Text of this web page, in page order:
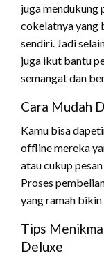
juga mendukung
cokelatnya yang
sendiri. Jadi
juga ikut bantu
semangat dan
Cara Mudah
Kamu bisa
offline mereka
atau cukup
Proses
yang ramah bikin
Tips
Deluxe